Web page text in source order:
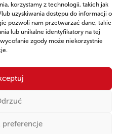
korzystamy z technologii, takich jak
uzyskiwania dostępu do informacji o
pozwoli nam przetwarzać dane, takie
lub unikalne identyfikatory na tej
zgody może niekorzystnie
preferencje
małopolskiego.